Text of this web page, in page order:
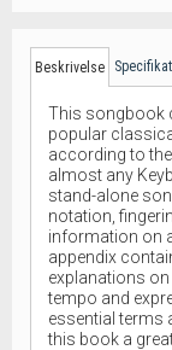
Beskrivelse
This songbook
popular
according to
almost any
stand-alone
notation,
information on
appendix
explanations
tempo and
essential terms
this book a